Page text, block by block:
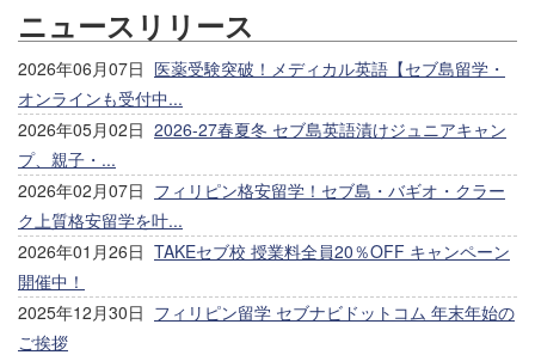
ニュースリリース
2026年06月07日 医薬受験突破！メディカル英語【セブ島留学・
オンラインも受付中...
2026年05月02日 2026-27春夏冬 セブ島英語漬けジュニアキャン
プ、親子・...
2026年02月07日 フィリピン格安留学！セブ島・バギオ・クラー
ク上質格安留学を叶...
2026年01月26日 TAKEセブ校 授業料全員20％OFF キャンペーン
開催中！
2025年12月30日 フィリピン留学 セブナビドットコム 年末年始の
ご挨拶